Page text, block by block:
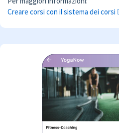
Creare corsi con il sistema dei corsi